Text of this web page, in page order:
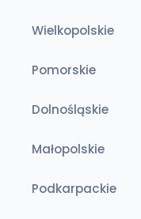
Wielkopolskie
Pomorskie
Dolnośląskie
Małopolskie
Podkarpackie